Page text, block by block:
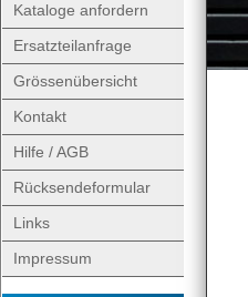
Kataloge anfordern
Ersatzteilanfrage
Grössenübersicht
Kontakt
Hilfe / AGB
Rücksendeformular
Links
Impressum